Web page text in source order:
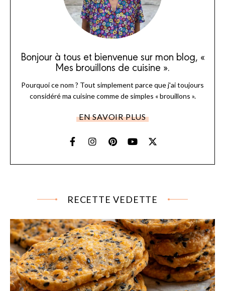
Bonjour à tous et bienvenue sur mon blog, «
Mes brouillons de cuisine ».
Pourquoi ce nom ? Tout simplement parce que j'ai toujours
considéré ma cuisine comme de simples « brouillons ».
EN SAVOIR PLUS
RECETTE VEDETTE